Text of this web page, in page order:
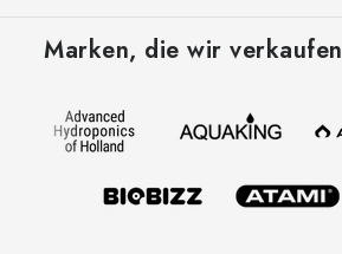
Marken, die wir verkaufen